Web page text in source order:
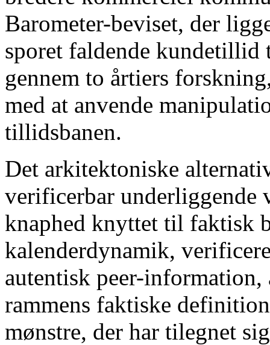
Barometer-beviset, der
sporet faldende
gennem to årtiers
med at anvende
tillidsbanen.
Det arkitektoniske
verificerbar
knaphed knyttet til faktisk
kalenderdynamik,
autentisk peer-information,
rammens faktiske
mønstre, der har tilegnet